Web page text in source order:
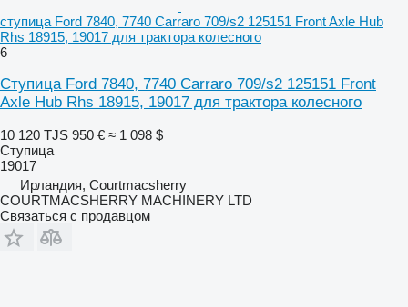
ступица Ford 7840, 7740 Carraro 709/s2 125151 Front Axle Hub
Rhs 18915, 19017 для трактора колесного
6
Ступица Ford 7840, 7740 Carraro 709/s2 125151 Front
Axle Hub Rhs 18915, 19017 для трактора колесного
10 120 TJS 950 € ≈ 1 098 $
Ступица
19017
Ирландия, Courtmacsherry
COURTMACSHERRY MACHINERY LTD
Связаться с продавцом